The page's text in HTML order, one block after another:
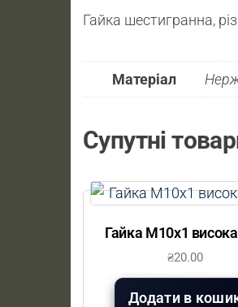
Гайка шестигранна,
Матеріал
Супутні
Гайка М10х1
₴20.00
Додати в